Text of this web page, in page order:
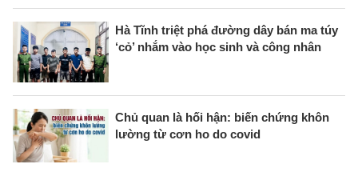
Hà Tĩnh triệt phá đường dây bán ma túy
‘cỏ’ nhắm vào học sinh và công nhân
Chủ quan là hối hận: biến chứng khôn
lường từ cơn ho do covid